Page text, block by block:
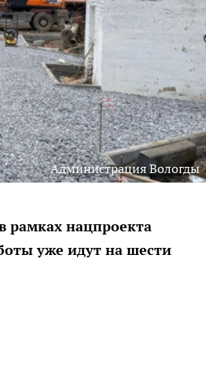
Администрация Вологды
рамках нацпроекта
уже идут на шести